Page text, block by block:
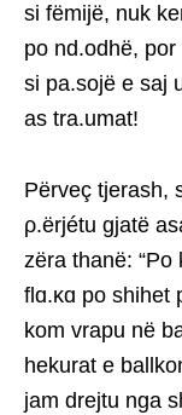
si fëmijë, nuk
po nd.odhë, por
si pa.sojë e saj
as tra.umat!
Përveç tjerash,
ρ.ërjétu gjatë
zëra thanë: “Po
flɑ.κɑ po shihet
kom vrapu në
hekurat e
jam drejtu nga